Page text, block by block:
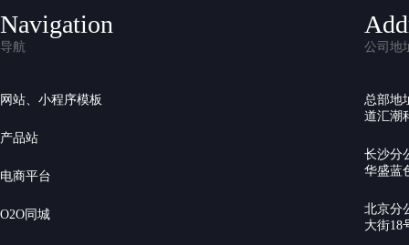
Navigation
导航
网站、小程序模板
产品站
电商平台
O2O同城
公司地
总部地
道汇潮
长沙分
华盛蓝
北京分
大街18